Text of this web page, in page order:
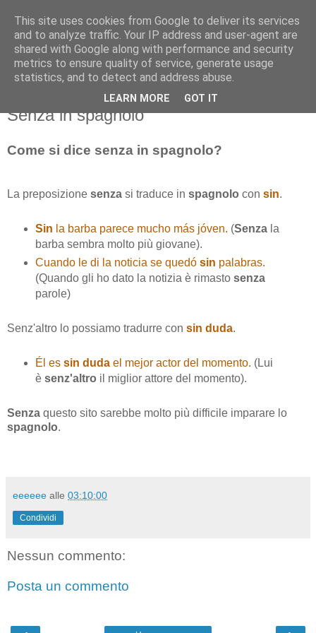
martedì 15 dicembre 2015
Senza in spagnolo
Come si dice senza in spagnolo?
La preposizione senza si traduce in spagnolo con sin.
Sin la barba parece mucho más jóven. (Senza la
barba sembra molto più giovane).
Cuando le di la noticia se quedó sin palabras.
(Quando gli ho dato la notizia è rimasto senza
parole)
Senz'altro lo possiamo tradurre con sin duda.
Él es sin dudael mejor actor del momento. (Lui
è senz'altro il miglior attore del momento).
Senza questo sito sarebbe molto più difficile imparare lo
spagnolo.
eeeeee alle 03:10:00
Condividi
Nessun commento:
Posta un commento
This site uses cookies from Google to deliver its services
and to analyze traffic. Your IP address and user-agent are
shared with Google along with performance and security
metrics to ensure quality of service, generate usage
statistics, and to detect and address abuse.
LEARN MORE GOT IT